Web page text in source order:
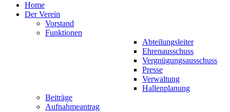
Home
Der Verein
Vorstand
Funktionen
Abteilungsleiter
Ehrenausschuss
Vergnügungsausschuss
Presse
Verwaltung
Hallenplanung
Beiträge
Aufnahmeantrag